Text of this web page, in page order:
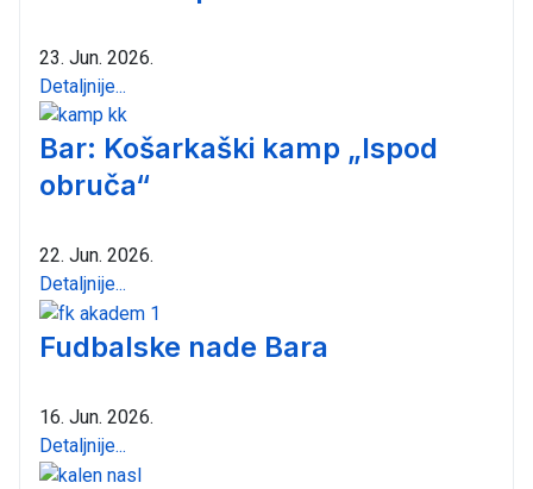
23. Jun. 2026.
Detaljnije...
Bar: Košarkaški kamp „Ispod
obruča“
22. Jun. 2026.
Detaljnije...
Fudbalske nade Bara
16. Jun. 2026.
Detaljnije...